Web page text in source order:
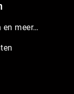
en meer…